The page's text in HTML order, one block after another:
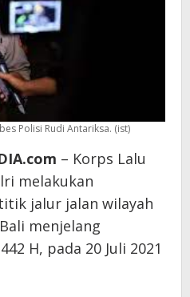
Polisi Rudi Antariksa. (ist)
– Korps Lalu
melakukan
jalur jalan wilayah
menjelang
H, pada 20 Juli 2021